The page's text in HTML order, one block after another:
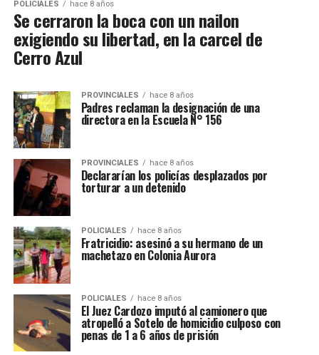
POLICIALES hace 8 años
Se cerraron la boca con un nailon
exigiendo su libertad, en la carcel de
Cerro Azul
PROVINCIALES hace 8 años
Padres reclaman la designación de una
directora en la Escuela N° 156
PROVINCIALES hace 8 años
Declararían los policías desplazados por
torturar a un detenido
POLICIALES hace 8 años
Fratricidio: asesinó a su hermano de un
machetazo en Colonia Aurora
POLICIALES hace 8 años
El Juez Cardozo imputó al camionero que
atropelló a Sotelo de homicidio culposo con
penas de 1 a 6 años de prisión